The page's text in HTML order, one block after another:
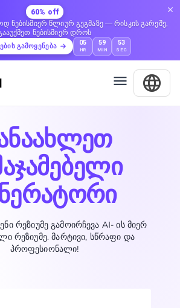
60% off
ნებისმიერ წლიურ გეგმაზე — რისკის გარეშე,
ნებისმიერ დროს
გამოყენება 05
HR
59
MIN
52
SEC
რეზიუმე გამოირჩევა AI- ის მიერ
რეზიუმე. მარტივი, სწრაფი და
პროფესიონალი!